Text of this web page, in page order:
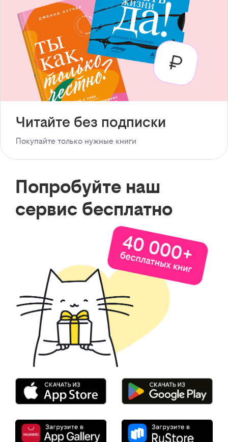
Читайте без подписки
Покупайте только нужные книги
Попробуйте наш
сервис бесплатно